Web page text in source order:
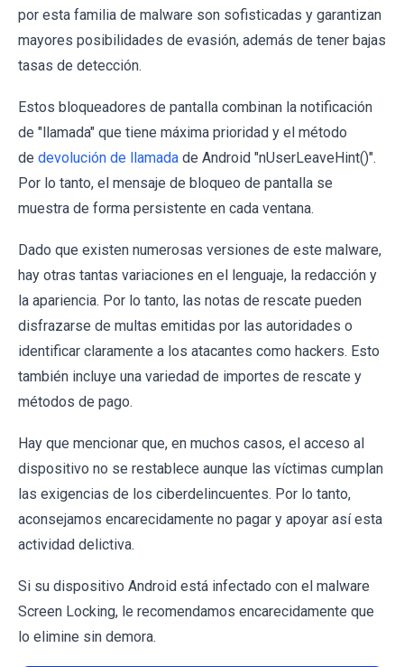
por esta familia de malware son sofisticadas y garantizan
mayores posibilidades de evasión, además de tener bajas
tasas de detección.
Estos bloqueadores de pantalla combinan la notificación
de "llamada" que tiene máxima prioridad y el método
de devolución de llamada de Android "nUserLeaveHint()".
Por lo tanto, el mensaje de bloqueo de pantalla se
muestra de forma persistente en cada ventana.
Dado que existen numerosas versiones de este malware,
hay otras tantas variaciones en el lenguaje, la redacción y
la apariencia. Por lo tanto, las notas de rescate pueden
disfrazarse de multas emitidas por las autoridades o
identificar claramente a los atacantes como hackers. Esto
también incluye una variedad de importes de rescate y
métodos de pago.
Hay que mencionar que, en muchos casos, el acceso al
dispositivo no se restablece aunque las víctimas cumplan
las exigencias de los ciberdelincuentes. Por lo tanto,
aconsejamos encarecidamente no pagar y apoyar así esta
actividad delictiva.
Si su dispositivo Android está infectado con el malware
Screen Locking, le recomendamos encarecidamente que
lo elimine sin demora.